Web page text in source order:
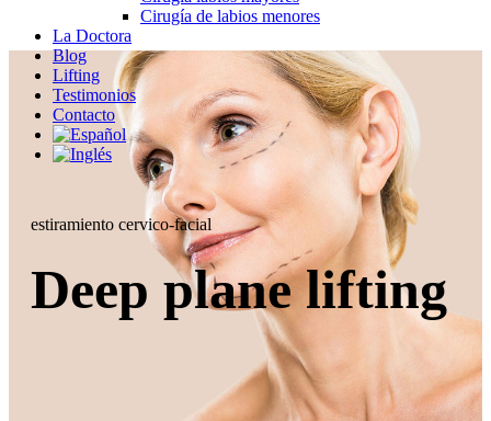
Cirugía de labios menores
La Doctora
Blog
Lifting
Testimonios
Contacto
estiramiento cervico-facial
Deep plane lifting